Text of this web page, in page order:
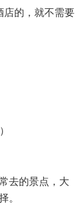
店的，就不需要
去的景点，大